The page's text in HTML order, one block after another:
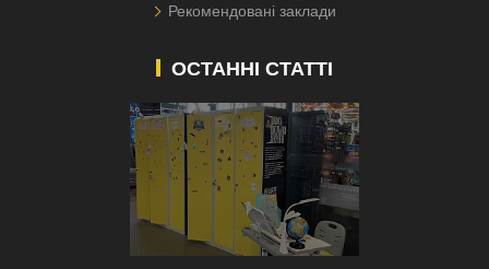
Рекомендовані заклади
ОСТАННІ СТАТТІ